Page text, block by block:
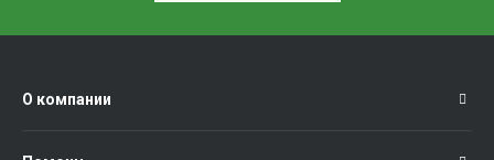
О компании